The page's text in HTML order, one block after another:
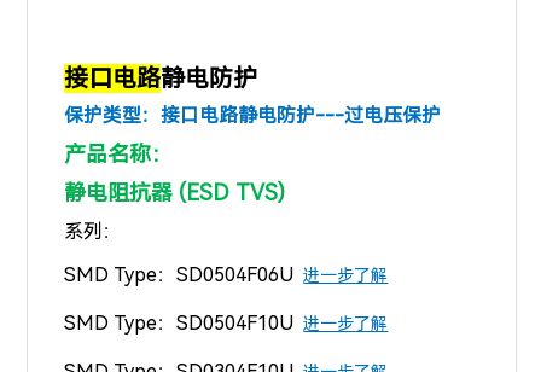
接口电路静电防护
保护类型：接口电路静电防护---过电压保护
产品名称：
静电阻抗器 (ESD TVS)
系列：
SMD Type：SD0504F06U 进一步了解
SMD Type：SD0504F10U 进一步了解